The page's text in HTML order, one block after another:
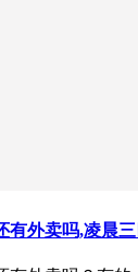
有外卖吗,凌晨